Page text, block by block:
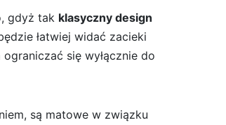
gdyż tak klasyczny design
łatwiej widać zacieki
się wyłącznie do
są matowe w związku